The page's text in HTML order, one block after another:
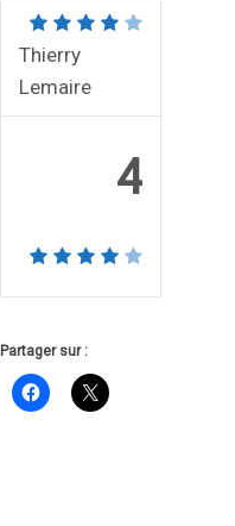
Thierry
Lemaire
4
Partager sur :